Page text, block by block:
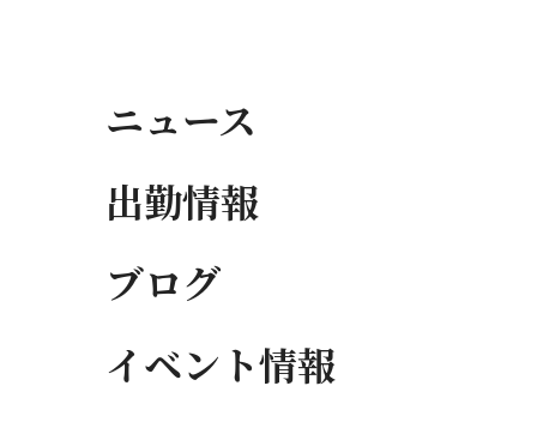
ニュース
出勤情報
ブログ
イベント情報